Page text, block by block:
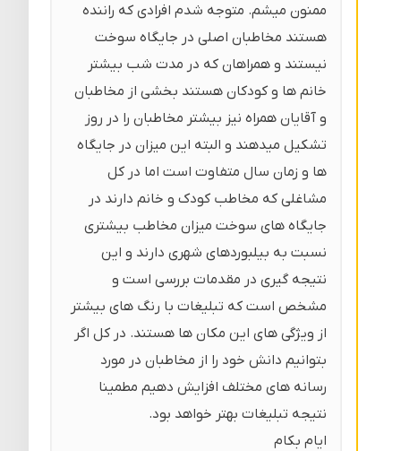
ممنون میشم. متوجه شدم افرادی که راننده
هستند مخاطبان اصلی در جایگاه سوخت
نیستند و همراهان که در مدت شب بیشتر
خانم ها و کودکان هستند بخشی از مخاطبان
و آقایان همراه نیز بیشتر مخاطبان را در روز
تشکیل میدهند و البته این میزان در جایگاه
ها و زمان سال متفاوت است اما در کل
مشاغلی که مخاطب کودک و خانم دارند در
جایگاه های سوخت میزان مخاطب بیشتری
نسبت به بیلبوردهای شهری دارند و این
نتیجه گیری در مقدمات بررسی است و
مشخص است که تبلیغات با رنگ های بیشتر
از ویژگی های این مکان ها هستند. در کل اگر
بتوانیم دانش خود را از مخاطبان در مورد
رسانه های مختلف افزایش دهیم مطمینا
نتیجه تبلیغات بهتر خواهد بود.
ایام بکام